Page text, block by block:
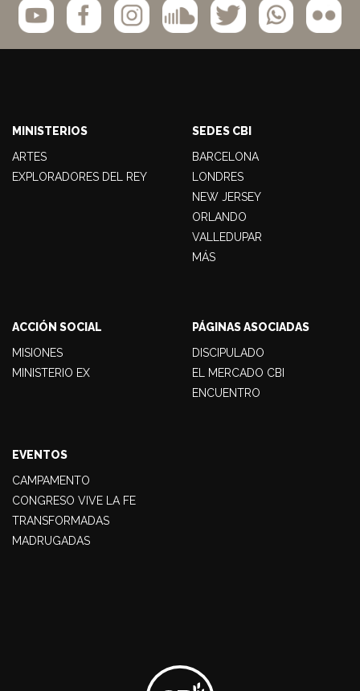
MINISTERIOS
ARTES
EXPLORADORES DEL REY
SEDES CBI
BARCELONA
LONDRES
NEW JERSEY
ORLANDO
VALLEDUPAR
MÁS
ACCIÓN SOCIAL
MISIONES
MINISTERIO EX
EVENTOS
CAMPAMENTO
CONGRESO VIVE LA FE
TRANSFORMADAS
MADRUGADAS
PÁGINAS ASOCIADAS
DISCIPULADO
EL MERCADO CBI
ENCUENTRO